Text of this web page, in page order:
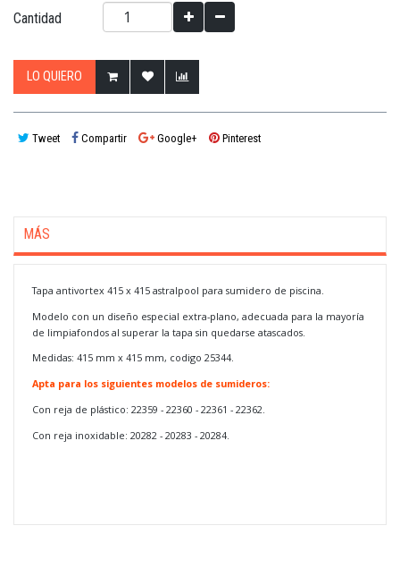
Cantidad
LO QUIERO
Tweet Compartir Google+ Pinterest
MÁS
Tapa antivortex 415 x 415 astralpool para sumidero de piscina.
Modelo con un diseño especial extra-plano, adecuada para la mayoría
de limpiafondos al superar la tapa sin quedarse atascados.
Medidas: 415 mm x 415 mm, codigo 25344.
Apta para los siguientes modelos de sumideros:
Con reja de plástico: 22359 - 22360 - 22361 - 22362.
Con reja inoxidable: 20282 - 20283 - 20284.